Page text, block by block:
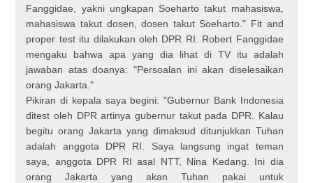
Fanggidae, yakni ungkapan Soeharto takut mahasiswa,
mahasiswa takut dosen, dosen takut Soeharto." Fit and
proper test itu dilakukan oleh DPR RI. Robert Fanggidae
mengaku bahwa apa yang dia lihat di TV itu adalah
jawaban atas doanya: "Persoalan ini akan diselesaikan
orang Jakarta."
Pikiran di kepala saya begini: "Gubernur Bank Indonesia
ditest oleh DPR artinya gubernur takut pada DPR. Kalau
begitu orang Jakarta yang dimaksud ditunjukkan Tuhan
adalah anggota DPR RI. Saya langsung ingat teman
saya, anggota DPR RI asal NTT, Nina Kedang. Ini dia
orang Jakarta yang akan Tuhan pakai untuk